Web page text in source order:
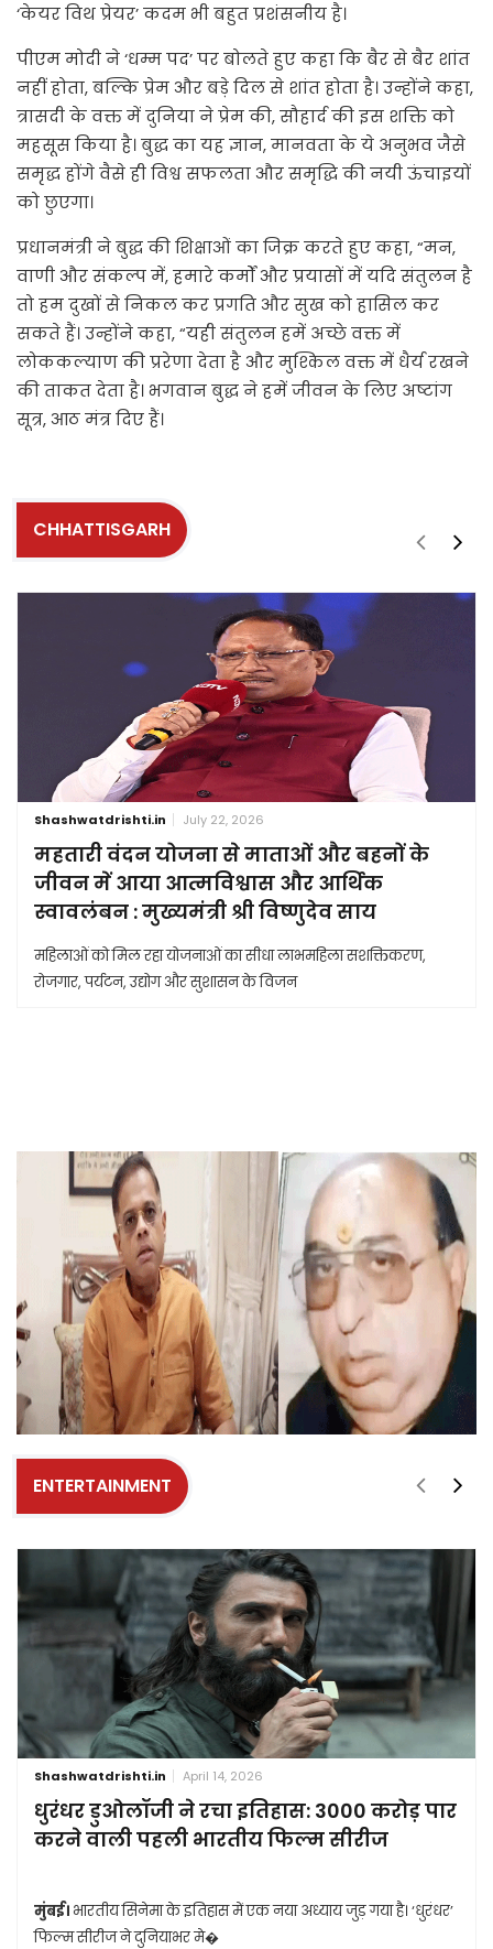
‘केयर विथ प्रेयर’ कदम भी बहुत प्रशंसनीय है।
पीएम मोदी ने ‘धम्म पद’ पर बोलते हुए कहा कि बैर से बैर शांत
नहीं होता, बल्कि प्रेम और बड़े दिल से शांत होता है। उन्होंने कहा,
त्रासदी के वक्त में दुनिया ने प्रेम की, सौहार्द की इस शक्ति को
महसूस किया है। बुद्ध का यह ज्ञान, मानवता के ये अनुभव जैसे
समृद्ध होंगे वैसे ही विश्व सफलता और समृद्धि की नयी ऊंचाइयों
को छुएगा।
प्रधानमंत्री ने बुद्ध की शिक्षाओं का जिक्र करते हुए कहा, “मन,
वाणी और संकल्प में, हमारे कर्मों और प्रयासों में यदि संतुलन है
तो हम दुखों से निकल कर प्रगति और सुख को हासिल कर
सकते हैं। उन्होंने कहा, “यही संतुलन हमें अच्छे वक्त में
लोककल्याण की प्ररेणा देता है और मुश्किल वक्त में धैर्य रखने
की ताकत देता है। भगवान बुद्ध ने हमें जीवन के लिए अष्टांग
सूत्र, आठ मंत्र दिए हैं।
CHHATTISGARH
Shashwatdrishti.in July 22, 2026
महतारी वंदन योजना से माताओं और बहनों के
जीवन में आया आत्मविश्वास और आर्थिक
स्वावलंबन : मुख्यमंत्री श्री विष्णुदेव साय
महिलाओं को मिल रहा योजनाओं का सीधा लाभमहिला सशक्तिकरण,
रोजगार, पर्यटन, उद्योग और सुशासन के विजन
ENTERTAINMENT
Shashwatdrishti.in April 14, 2026
धुरंधर डुओलॉजी ने रचा इतिहास: 3000 करोड़ पार
करने वाली पहली भारतीय फिल्म सीरीज
मुंबई। भारतीय सिनेमा के इतिहास में एक नया अध्याय जुड़ गया है। ‘धुरंधर’
फिल्म सीरीज ने दुनियाभर मे�